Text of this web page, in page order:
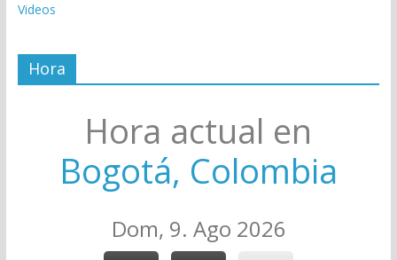
Videos
Hora
Hora actual en
Bogotá, Colombia